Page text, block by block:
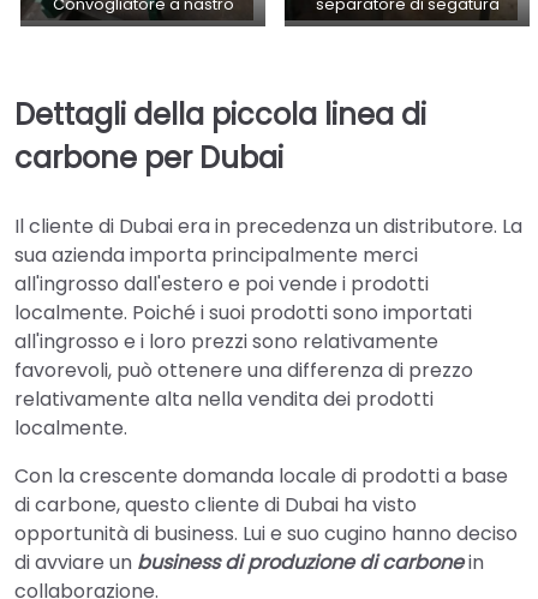
Dettagli della piccola linea di
carbone per Dubai
Il cliente di Dubai era in precedenza un distributore. La
sua azienda importa principalmente merci
all'ingrosso dall'estero e poi vende i prodotti
localmente. Poiché i suoi prodotti sono importati
all'ingrosso e i loro prezzi sono relativamente
favorevoli, può ottenere una differenza di prezzo
relativamente alta nella vendita dei prodotti
localmente.
Con la crescente domanda locale di prodotti a base
di carbone, questo cliente di Dubai ha visto
opportunità di business. Lui e suo cugino hanno deciso
di avviare un business di produzione di carbonein
collaborazione.